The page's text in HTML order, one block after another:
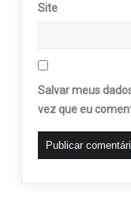
Site
Salvar meus
vez que eu